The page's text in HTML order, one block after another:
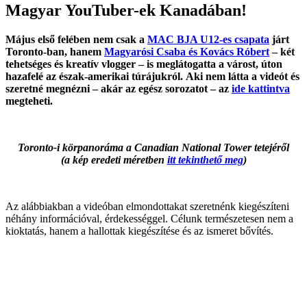
Magyar YouTuber-ek Kanadában!
Május első felében nem csak a MAC BJA U12-es csapata járt
Toronto-ban, hanem Magyarósi Csaba és Kovács Róbert– két
tehetséges és kreatív vlogger – is meglátogatta a várost, úton
hazafelé az észak-amerikai túrájukról. Aki nem látta a videót és
szeretné megnézni – akár az egész sorozatot – az ide kattintva
megteheti.
Toronto-i körpanoráma a Canadian National Tower tetejéről
(a kép eredeti méretben itt tekinthető meg)
Az alábbiakban a videóban elmondottakat szeretnénk kiegészíteni
néhány információval, érdekességgel. Célunk természetesen nem a
kioktatás, hanem a hallottak kiegészítése és az ismeret bővítés.